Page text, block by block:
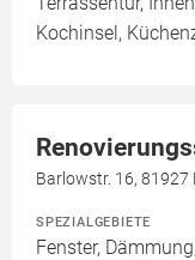
Kochinsel,
Barlowstr. 16,
SPEZIALGEBIETE
Fenster,